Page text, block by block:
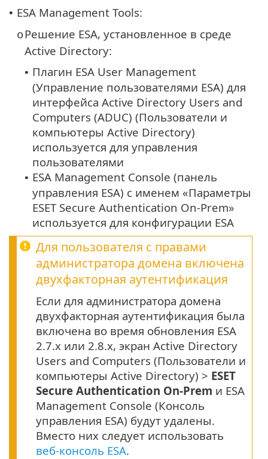
• ESA Management Tools:
oРешение ESA, установленное в среде
Active Directory:
▪ Плагин ESA User Management
(Управление пользователями ESA) для
интерфейса Active Directory Users and
Computers (ADUC) (Пользователи и
компьютеры Active Directory)
используется для управления
пользователями
▪ ESA Management Console (панель
управления ESA) с именем «Параметры
ESET Secure Authentication On-Prem»
используется для конфигурации ESA
Для пользователя с правами
администратора домена включена
двухфакторная аутентификация
Если для администратора домена
двухфакторная аутентификация была
включена во время обновления ESA
2.7.x или 2.8.х, экран Active Directory
Users and Computers (Пользователи и
компьютеры Active Directory) > ESET
Secure Authentication On-Prem и ESA
Management Console (Консоль
управления ESA) будут удалены.
Вместо них следует использовать
веб-консоль ESA.